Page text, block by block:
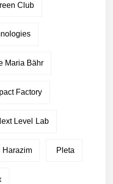
Club
Maria Bähr
Factory
Level Lab
Harazim Pleta